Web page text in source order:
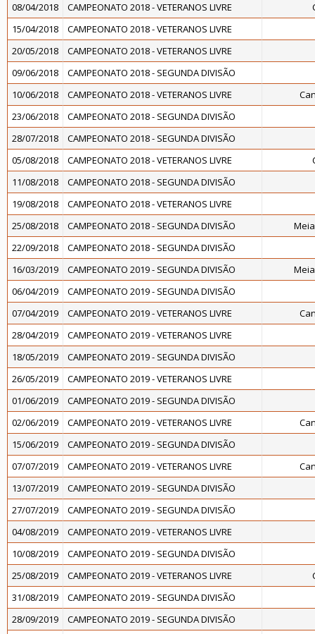
08/04/2018
CAMPEONATO 2018 - VETERANOS LIVRE
15/04/2018
CAMPEONATO 2018 - VETERANOS LIVRE
20/05/2018
CAMPEONATO 2018 - VETERANOS LIVRE
09/06/2018
CAMPEONATO 2018 - SEGUNDA DIVISÃO
10/06/2018
CAMPEONATO 2018 - VETERANOS LIVRE
23/06/2018
CAMPEONATO 2018 - SEGUNDA DIVISÃO
28/07/2018
CAMPEONATO 2018 - SEGUNDA DIVISÃO
05/08/2018
CAMPEONATO 2018 - VETERANOS LIVRE
11/08/2018
CAMPEONATO 2018 - SEGUNDA DIVISÃO
19/08/2018
CAMPEONATO 2018 - VETERANOS LIVRE
25/08/2018
CAMPEONATO 2018 - SEGUNDA DIVISÃO
22/09/2018
CAMPEONATO 2018 - SEGUNDA DIVISÃO
16/03/2019
CAMPEONATO 2019 - SEGUNDA DIVISÃO
06/04/2019
CAMPEONATO 2019 - SEGUNDA DIVISÃO
07/04/2019
CAMPEONATO 2019 - VETERANOS LIVRE
28/04/2019
CAMPEONATO 2019 - VETERANOS LIVRE
18/05/2019
CAMPEONATO 2019 - SEGUNDA DIVISÃO
26/05/2019
CAMPEONATO 2019 - VETERANOS LIVRE
01/06/2019
CAMPEONATO 2019 - SEGUNDA DIVISÃO
02/06/2019
CAMPEONATO 2019 - VETERANOS LIVRE
15/06/2019
CAMPEONATO 2019 - SEGUNDA DIVISÃO
07/07/2019
CAMPEONATO 2019 - VETERANOS LIVRE
13/07/2019
CAMPEONATO 2019 - SEGUNDA DIVISÃO
27/07/2019
CAMPEONATO 2019 - SEGUNDA DIVISÃO
04/08/2019
CAMPEONATO 2019 - VETERANOS LIVRE
10/08/2019
CAMPEONATO 2019 - SEGUNDA DIVISÃO
25/08/2019
CAMPEONATO 2019 - VETERANOS LIVRE
31/08/2019
CAMPEONATO 2019 - SEGUNDA DIVISÃO
28/09/2019
CAMPEONATO 2019 - SEGUNDA DIVISÃO